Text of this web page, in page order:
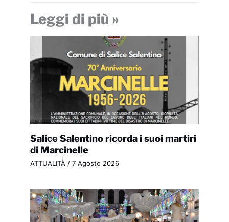
Leggi di più »
Salice Salentino ricorda i suoi martiri
di Marcinelle
ATTUALITÀ/ 7 Agosto 2026